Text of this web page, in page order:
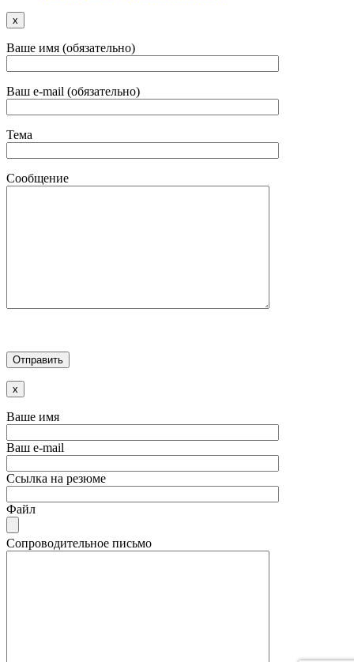
x
Ваше имя (обязательно)
Ваш e-mail (обязательно)
Тема
Сообщение
x
Ваше имя
Ваш e-mail
Ссылка на резюме
Файл
Сопроводительное письмо